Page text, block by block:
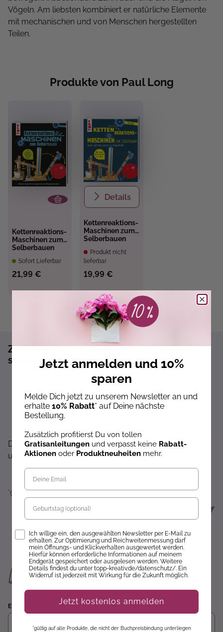
Vögeln. Am liebsten kombiniert er natürliche Elemente
mit mechanischen und von Menschen hergestellten
Teilen.
Produkte von Paul Long
Kettenreaktions-
Maschinen zum
Selberbauen
Sofort Lieferbar
21,99 €
Kettenreaktions-
Maschinen zum
Selberbauen
Produkt nicht
lieferbar
19,99 €
Details
Zum Newsletter anmelden und 10%
sparen!*
Sofort 10% Rabatt auf die nächste Bestellung
Exklusive Angebote erhalten
Gratisanleitungen per Newsletter erhalten
Keine Rabatt-Aktion mehr verpassen
Über Neuheiten informiert werden
Dir wird hier nichts angezeigt? Dann akzeptiere bitte
unsere Cookie-Richtlinien :)
*gültig auf alle Produkte, die nicht der Buchpreisbindung unterliegen.
E-Mail
Jetzt anmelden und 10%
sparen
Melde Dich jetzt zu unserem Newsletter an und
erhalte 10% Rabatt* auf Deine nächste
Bestellung.
Zusätzlich profitierst Du von tollen
Gratisanleitungen und verpasst keine Rabatt-
Aktionen oder Produktneuheiten mehr.
Geburtstag
Opt-InIch willige ein, den ausgewählten Newsletter per E-Mail zu
erhalten. Zur Optimierung und Reichweitenmessung darf
mein Öffnungs- und Klickverhalten ausgewertet werden.
Hierfür können erforderliche Informationen auf meinem
Endgerät gespeichert oder ausgelesen werden. Weitere
Details findest du unter topp-kreativ.de/datenschutz/. Ein
Widerruf ist jederzeit mit Wirkung für die Zukunft möglich.
Jetzt kostenlos anmelden
*gültig auf alle Produkte, die nicht der Buchpreisbindung unterliegen